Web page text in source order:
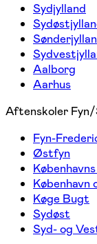
Sydjylland
Aalborg
Aarhus
Aftenskoler
Fyn-
Østfyn
København
Køge Bugt
Sydøst
Syd- og